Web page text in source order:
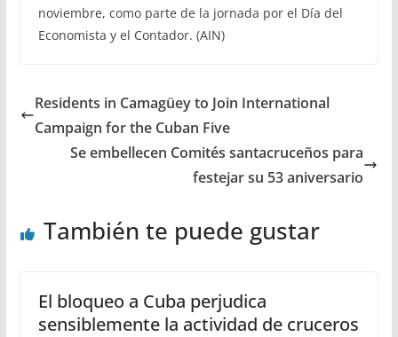
noviembre, como parte de la jornada por el Día del
Economista y el Contador. (AIN)
Residents in Camagüey to Join International
Campaign for the Cuban Five
Se embellecen Comités santacruceños para
festejar su 53 aniversario
También te puede gustar
El bloqueo a Cuba perjudica
sensiblemente la actividad de cruceros